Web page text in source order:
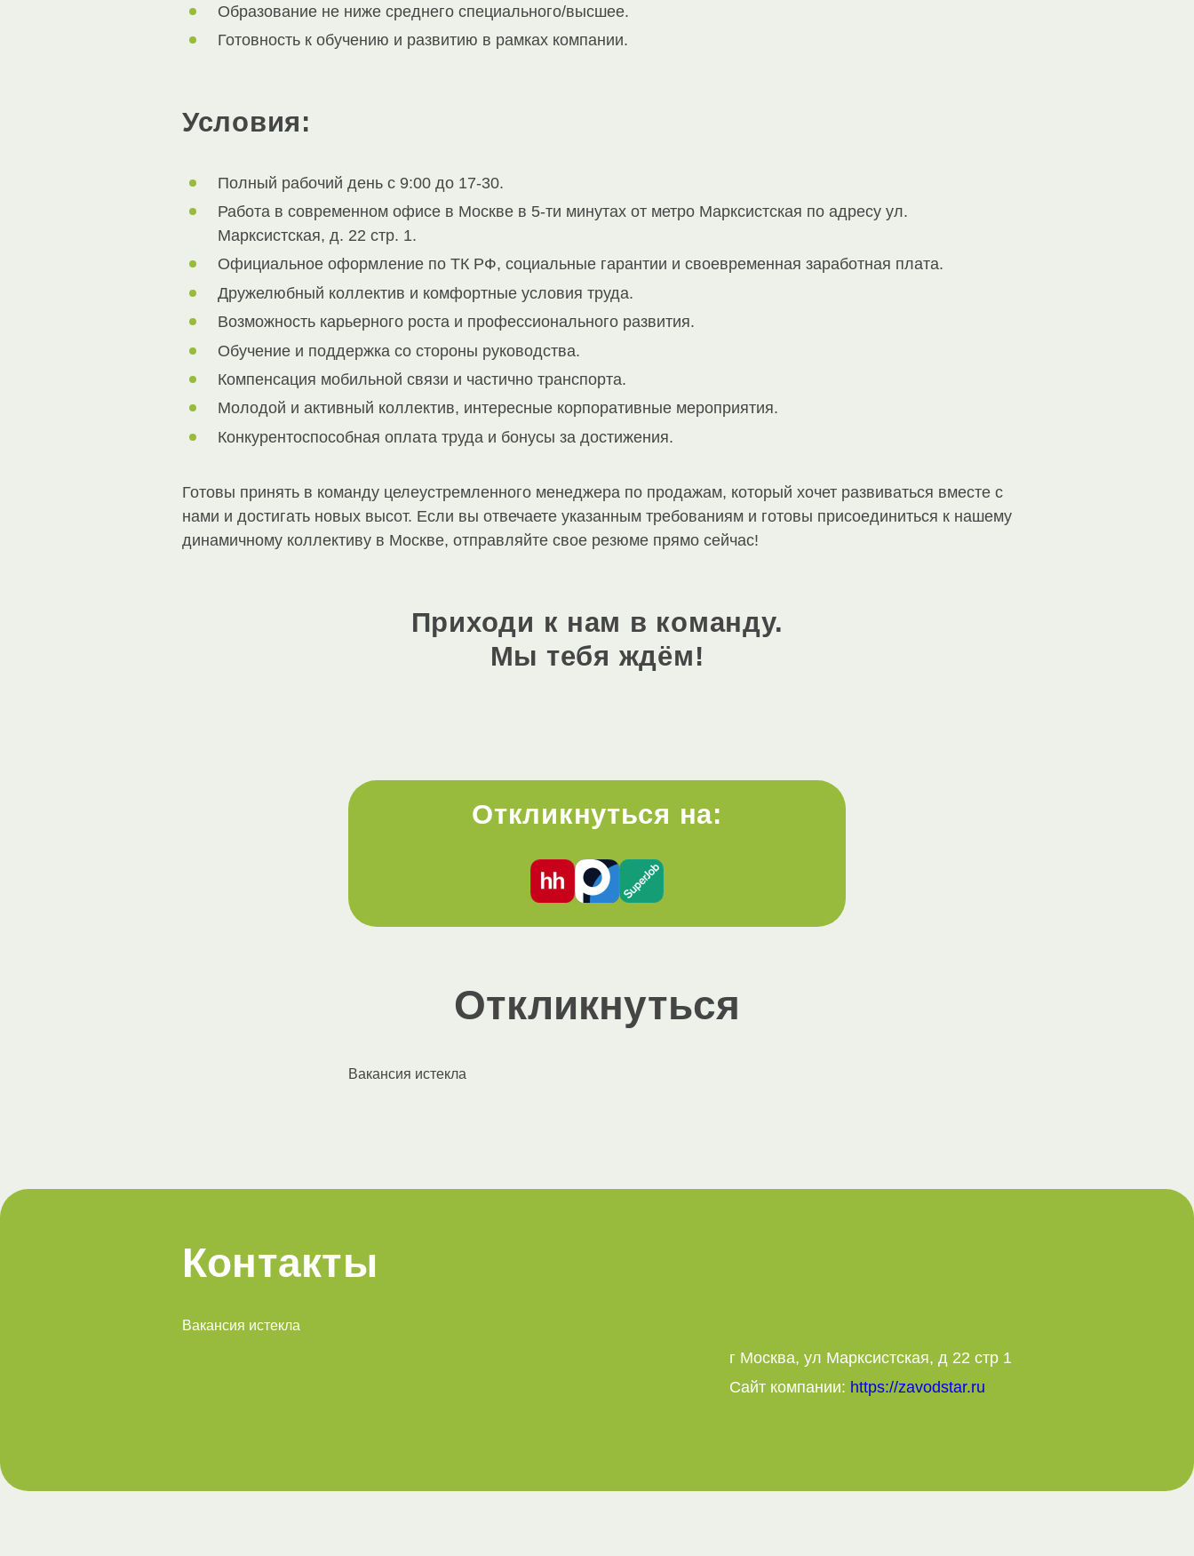
Образование не ниже среднего специального/высшее.
Готовность к обучению и развитию в рамках компании.
Условия:
Полный рабочий день с 9:00 до 17-30.
Работа в современном офисе в Москве в 5-ти минутах от метро Марксистская по адресу ул.
Марксистская, д. 22 стр. 1.
Официальное оформление по ТК РФ, социальные гарантии и своевременная заработная плата.
Дружелюбный коллектив и комфортные условия труда.
Возможность карьерного роста и профессионального развития.
Обучение и поддержка со стороны руководства.
Компенсация мобильной связи и частично транспорта.
Молодой и активный коллектив, интересные корпоративные мероприятия.
Конкурентоспособная оплата труда и бонусы за достижения.
Готовы принять в команду целеустремленного менеджера по продажам, который хочет развиваться вместе с
нами и достигать новых высот. Если вы отвечаете указанным требованиям и готовы присоединиться к нашему
динамичному коллективу в Москве, отправляйте свое резюме прямо сейчас!
Приходи к нам в команду.
Мы тебя ждём!
Откликнуться на:
Откликнуться
Вакансия истекла
Контакты
Вакансия истекла
г Москва, ул Марксистская, д 22 стр 1
Сайт компании: https://zavodstar.ru